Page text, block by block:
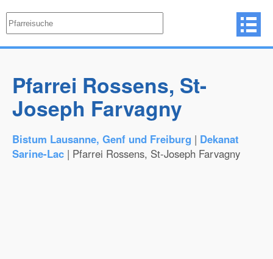
Pfarrei Rossens, St-
Joseph Farvagny
Bistum Lausanne, Genf und Freiburg | Dekanat
Sarine-Lac | Pfarrei Rossens, St-Joseph Farvagny